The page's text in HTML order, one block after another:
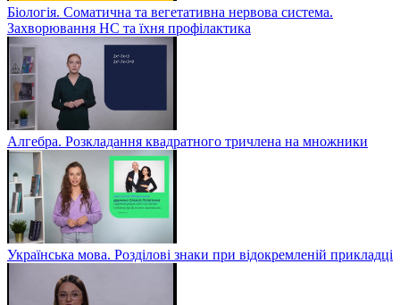
Біологія. Соматична та вегетативна нервова система.
Захворювання НС та їхня профілактика
Алгебра. Розкладання квадратного тричлена на множники
Українська мова. Розділові знаки при відокремленій прикладці